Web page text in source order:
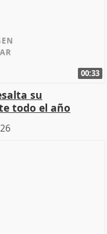
00:33
su
todo el año